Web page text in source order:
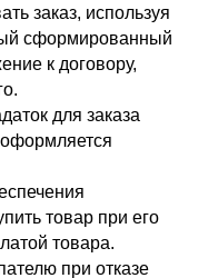
заказ, используя
сформированный
к договору,
для заказа
товар при его
товара.
при отказе